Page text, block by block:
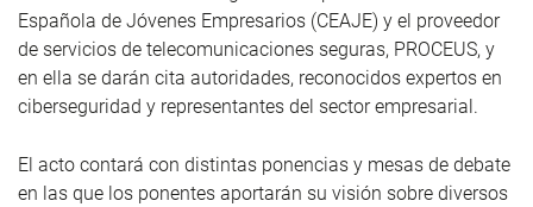
Española de Jóvenes Empresarios (CEAJE) y el proveedor
de servicios de telecomunicaciones seguras, PROCEUS, y
en ella se darán cita autoridades, reconocidos expertos en
ciberseguridad y representantes del sector empresarial.
El acto contará con distintas ponencias y mesas de debate
en las que los ponentes aportarán su visión sobre diversos